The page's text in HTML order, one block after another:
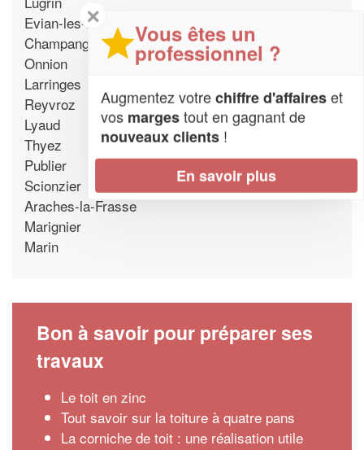
Evian-les-Bains
Champanges
Onnion
Larringes
Reyvroz
Lyaud
Thyez
Publier
Scionzier
Araches-la-Frasse
Marignier
Marin
Bon à savoir pour préparer ses
travaux
Le toit en zinc
Tout savoir sur la toiture à quatre pans
La corniche de toit : une réalisation utile
✕
Vous êtes un
professionnel ?
Augmentez votrechiffre d'affaireset
vos margestout en gagnant de
nouveaux clients !
En savoir plus